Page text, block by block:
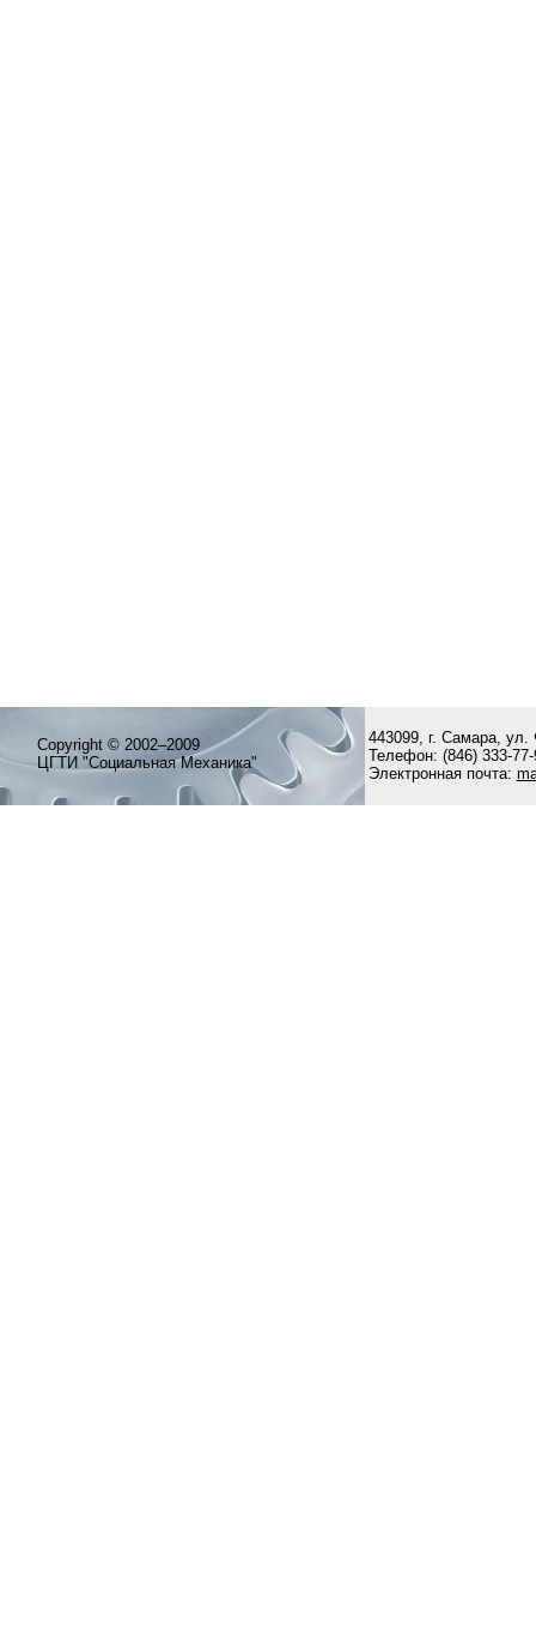
Copyright © 2002–2009
ЦГТИ "Социальная Механика"
443099, г. Самара, ул.
Телефон: (846) 333-77-
Электронная почта: